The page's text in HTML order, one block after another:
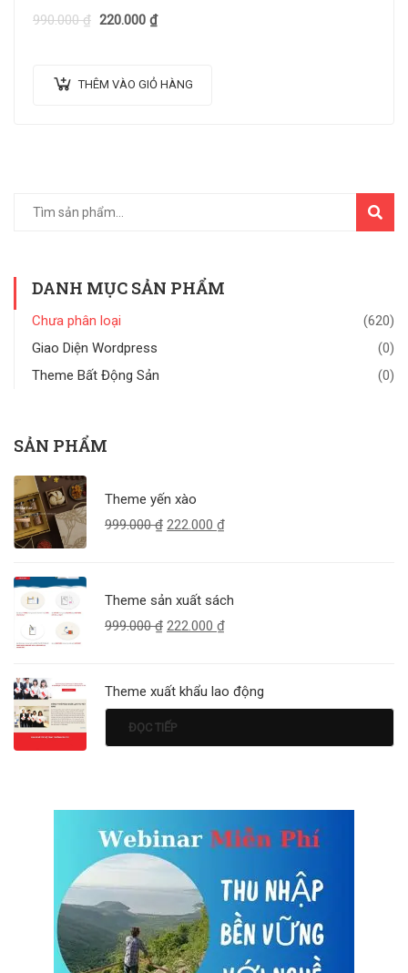
990.000₫ 220.000 ₫
THÊM VÀO GIỎ HÀNG
TÌM
KIẾM
DANH MỤC SẢN PHẨM
Chưa phân loại
(620)
Giao Diện Wordpress
(0)
Theme Bất Động Sản
(0)
SẢN PHẨM
Theme yến xào
999.000₫ 222.000 ₫
Theme sản xuất sách
999.000₫ 222.000 ₫
Theme xuất khẩu lao động
ĐỌC TIẾP